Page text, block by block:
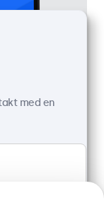
med en